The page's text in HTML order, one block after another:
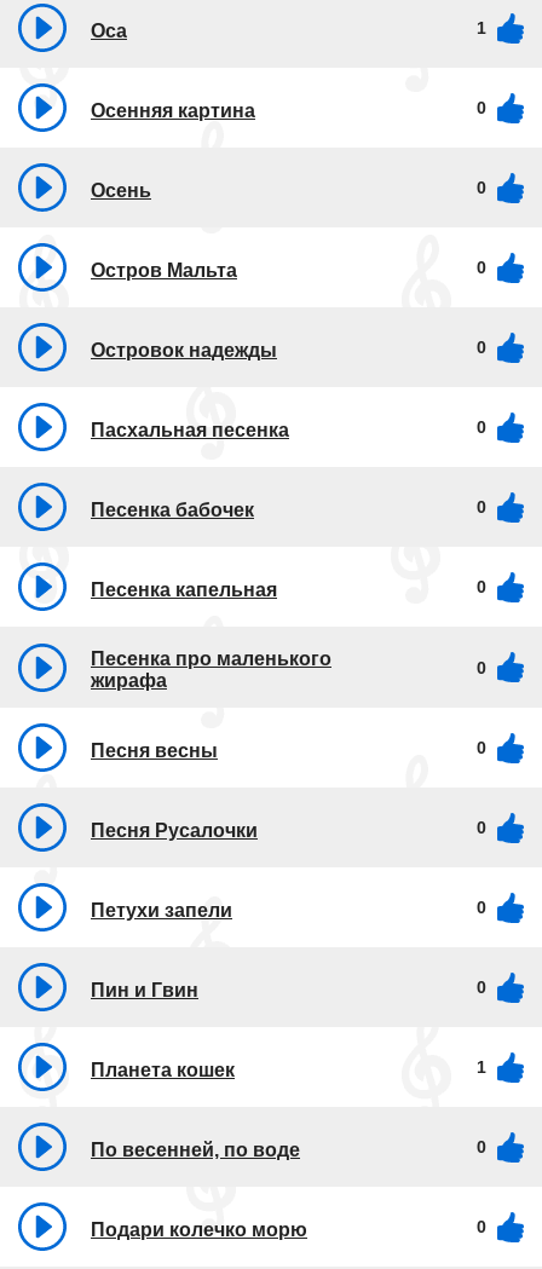
Оса 1
Осенняя картина 0
Осень 0
Остров Мальта 0
Островок надежды 0
Пасхальная песенка 0
Песенка бабочек 0
Песенка капельная 0
Песенка про маленького
жирафа
0
Песня весны 0
Песня Русалочки 0
Петухи запели 0
Пин и Гвин 0
Планета кошек 1
По весенней, по воде 0
Подари колечко морю 0